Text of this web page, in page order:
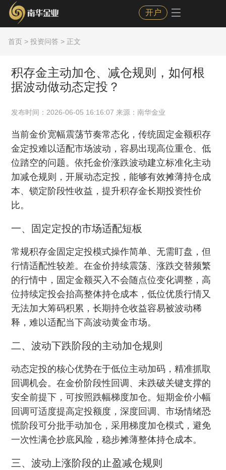
开户
首页 > 投资问答 > 正文
积存金主动加仓、减仓规则，如何根
据波动做动态定投？
发布时间：2026-06-05 16:16:07 来源：南华金业
当前金价宽幅震荡节奏常态化，传统固定金额积存
金定投难以适配市场波动，容易出现高位重仓、低
位踏空的问题。依托金价涨跌波动建立标准化主动
加减仓规则，开展动态定投，能够有效摊薄持仓成
本、锁定阶段性收益，提升积存金长期投资性价
比。
一、固定定投的市场适配短板
常规积存金固定定投模式操作简单、无需盯盘，但
行情适配性较差。在金价持续震荡、涨跌交替频繁
的行情中，固定金额买入不会随点位变化调整，高
位持续定投会抬高整体持仓成本，低位优质行情又
无法加大筹码积累，长期持仓收益容易被波动稀
释，难以适配当下高波动黄金市场。
二、波动下跌阶段的主动加仓规则
动态定投的核心优势在于低位主动加码，精准抓取
回调机会。在金价阶段性回调、未跌破关键支撑的
安全前提下，可按照跌幅梯度加仓。短期金价小幅
回调可适度提高定投额度，深度回调、市场情绪恐
慌阶段可分批手动加仓，采用梯度加仓模式，避免
一次性满仓抄底风险，稳步摊薄整体持仓成本。
三、波动上涨阶段的止盈减仓规则